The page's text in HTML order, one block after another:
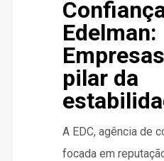
Edelman:
pilar da
A EDC, agência de
focada em